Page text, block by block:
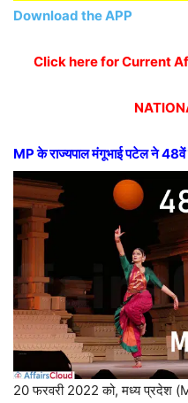
Download the APP
Click here for Current
MP के राज्यपाल मंगूभाई पटेल ने 48वें
20 फरवरी 2022 को, मध्य प्रदेश